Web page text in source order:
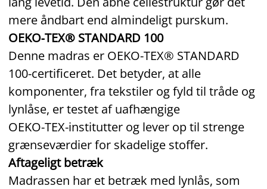
mere åndbart end almindeligt purskum.
OEKO‑TEX® STANDARD 100
Denne madras er OEKO‑TEX® STANDARD
100‑certificeret. Det betyder, at alle
komponenter, fra tekstiler og fyld til tråde og
lynlåse, er testet af uafhængige
OEKO‑TEX‑institutter og lever op til strenge
grænseværdier for skadelige stoffer.
Aftageligt betræk
Madrassen har et betræk med lynlås, som